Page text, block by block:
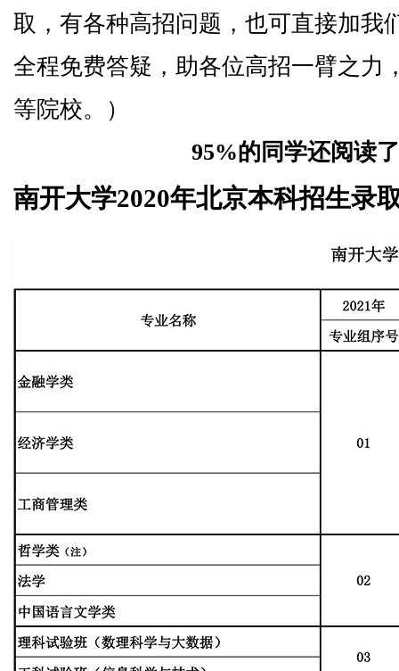
取，有各种高招问题，也可直接加我
全程免费答疑，助各位高招一臂之力
等院校。）
95%的同学还阅读
南开大学2020年北京本科招生录